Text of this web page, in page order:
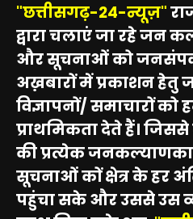
"छत्तीसगढ़-24-न्यूज़"
द्वारा चलाएं जा रहे जन
और सूचनाओं को जनसंपर्क
अख़बारों में प्रकाशन हेतु
विज्ञापनों/ समाचारों को
प्राथमिकता देते हैं।
की प्रत्येक
सूचनाओं कों क्षेत्र के हर
पहुंचा सके और उससे उस